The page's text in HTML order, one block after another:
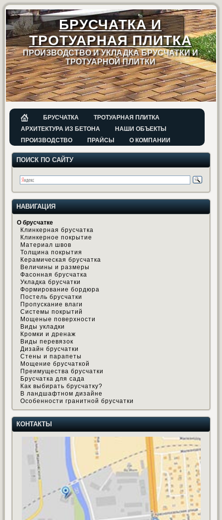
БРУСЧАТКА И
ТРОТУАРНАЯ ПЛИТКА
ПРОИЗВОДСТВО И УКЛАДКА БРУСЧАТКИ И
ТРОТУАРНОЙ ПЛИТКИ
БРУСЧАТКА
ТРОТУАРНАЯ ПЛИТКА
АРХИТЕКТУРА ИЗ БЕТОНА
НАШИ ОБЪЕКТЫ
ПРОИЗВОДСТВО
ПРАЙСЫ О КОМПАНИИ
ПОИСК ПО САЙТУ
НАВИГАЦИЯ
О брусчатке
Клинкерная брусчатка
Клинкерное покрытие
Материал швов
Толщина покрытия
Керамическая брусчатка
Величины и размеры
Фасонная брусчатка
Укладка брусчатки
Формирование бордюра
Постель брусчатки
Пропускание влаги
Системы покрытий
Мощеные поверхности
Виды укладки
Кромки и дренаж
Виды перевязок
Дизайн брусчатки
Стены и парапеты
Мощение брусчаткой
Преимущества брусчатки
Брусчатка для сада
Как выбирать брусчатку?
В ландшафтном дизайне
Особенности гранитной брусчатки
КОНТАКТЫ